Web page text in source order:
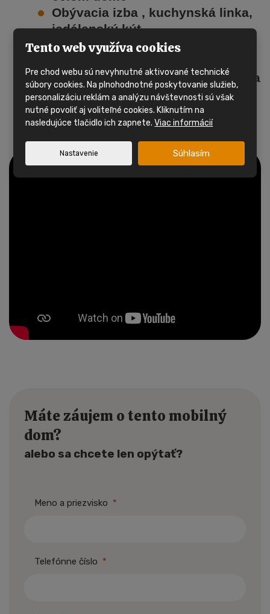
Obývacia izba , kuchynská linka,
jedálenský kút
Kúpeľňa so sprchovacím kútom,
1x spálňa, 1x izba, celkom 3 lôžka
Elektrické priamotopy
Mobilný dommá plynový
prietokový ohrievač
Máte záujem o tento mobilný
dom?
alebo sa chcete len opýtať?
Meno a priezvisko *
Telefónne číslo *
Tento web využíva cookies
Pre chod webu sú nevyhnutné aktivované technické
súbory cookies. Na plnohodnotné poskytovanie služieb,
personalizáciu reklám a analýzu návštevnosti sú však
nutné povoliť aj voliteľné cookies. Kliknutím na
nasledujúce tlačidlo ich zapnete.Viac informácií
Nastavenie Súhlasím